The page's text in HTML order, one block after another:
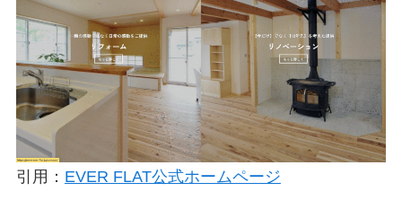
引用： EVER FLAT公式ホームページ